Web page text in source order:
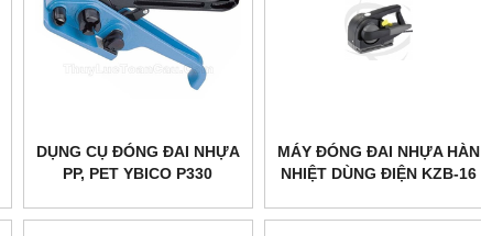
DỤNG CỤ ĐÓNG ĐAI NHỰA
PP, PET YBICO P330
MÁY ĐÓNG ĐAI NHỰA HÀN
NHIỆT DÙNG ĐIỆN KZB-16